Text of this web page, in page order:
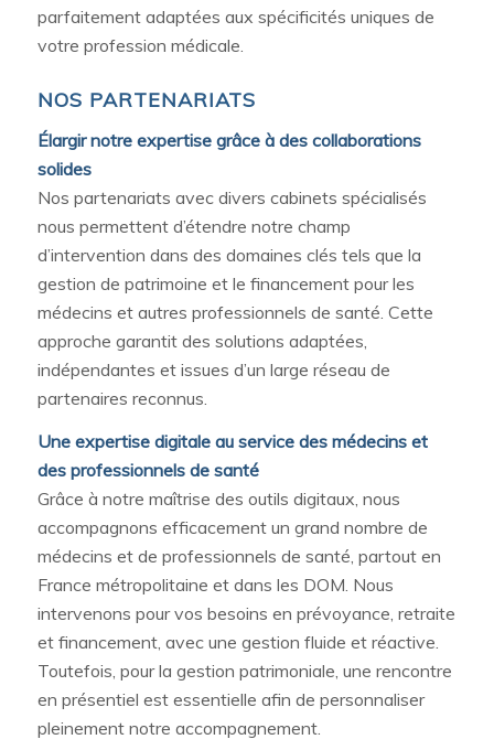
parfaitement adaptées aux spécificités uniques de
votre profession médicale.
NOS PARTENARIATS
Élargir notre expertise grâce à des collaborations
solides
Nos partenariats avec divers cabinets spécialisés
nous permettent d’étendre notre champ
d’intervention dans des domaines clés tels que la
gestion de patrimoine et le financement pour les
médecins et autres professionnels de santé. Cette
approche garantit des solutions adaptées,
indépendantes et issues d’un large réseau de
partenaires reconnus.
Une expertise digitale au service des médecins et
des professionnels de santé
Grâce à notre maîtrise des outils digitaux, nous
accompagnons efficacement un grand nombre de
médecins et de professionnels de santé, partout en
France métropolitaine et dans les DOM. Nous
intervenons pour vos besoins en prévoyance, retraite
et financement, avec une gestion fluide et réactive.
Toutefois, pour la gestion patrimoniale, une rencontre
en présentiel est essentielle afin de personnaliser
pleinement notre accompagnement.